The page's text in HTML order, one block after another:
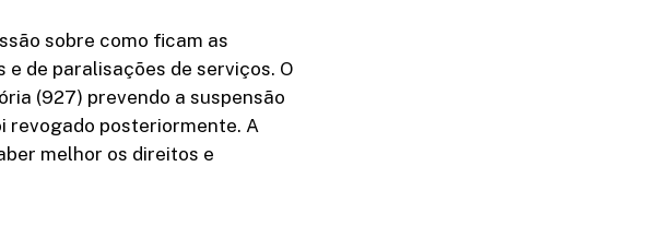
sobre como ficam as
de paralisações de serviços. O
(927) prevendo a suspensão
revogado posteriormente. A
melhor os direitos e